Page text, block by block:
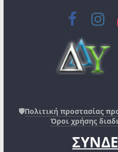
🛡️Πολιτική προστασίας
Όροι χρήσης